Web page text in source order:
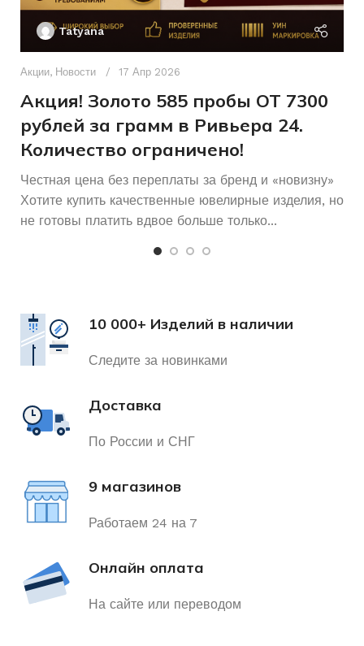
Tatyana
Акции, Новости 17 Апр 2026
Акция! Золото 585 пробы ОТ 7300
рублей за грамм в Ривьера 24.
Количество ограничено!
Честная цена без переплаты за бренд и «новизну»
Хотите купить качественные ювелирные изделия, но
не готовы платить вдвое больше только...
10 000+ Изделий в наличии
Следите за новинками
Доставка
По России и СНГ
9 магазинов
Работаем 24 на 7
Онлайн оплата
На сайте или переводом